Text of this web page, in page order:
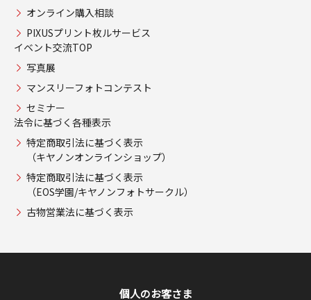
オンライン購入相談
PIXUSプリント枚ルサービス
イベント交流TOP
写真展
マンスリーフォトコンテスト
セミナー
法令に基づく各種表示
特定商取引法に基づく表示
（キヤノンオンラインショップ）
特定商取引法に基づく表示
（EOS学園/キヤノンフォトサークル）
古物営業法に基づく表示
個人のお客さま